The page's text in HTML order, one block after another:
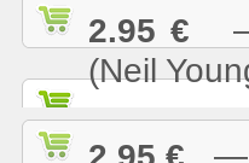
2.95 € —
(Neil